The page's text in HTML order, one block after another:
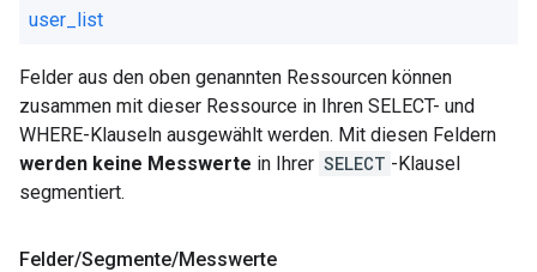
user_list
Felder aus den oben genannten Ressourcen können
zusammen mit dieser Ressource in Ihren SELECT- und
WHERE-Klauseln ausgewählt werden. Mit diesen Feldern
werden keine Messwerte in Ihrer SELECT -Klausel
segmentiert.
Felder/Segmente/Messwerte